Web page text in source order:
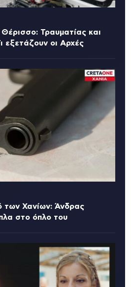
Θέρισσο: Τραυματίας και
εξετάζουν οι Αρχές
των Χανίων: Άνδρας
στο όπλο του